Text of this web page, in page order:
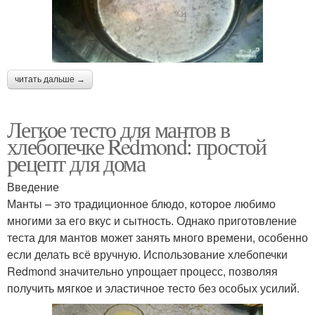
читать дальше →
Легкое тесто для мантов в
хлебопечке Redmond: простой
рецепт для дома
Введение
Манты – это традиционное блюдо, которое любимо
многими за его вкус и сытность. Однако приготовление
теста для мантов может занять много времени, особенно
если делать всё вручную. Использование хлебопечки
Redmond значительно упрощает процесс, позволяя
получить мягкое и эластичное тесто без особых усилий.